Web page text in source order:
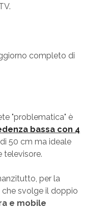
"problematica" è
bassa con 4
50 cm ma ideale
televisore.
per la
svolge il doppio
e mobile